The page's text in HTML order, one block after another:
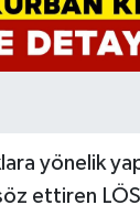
yönelik
ettiren